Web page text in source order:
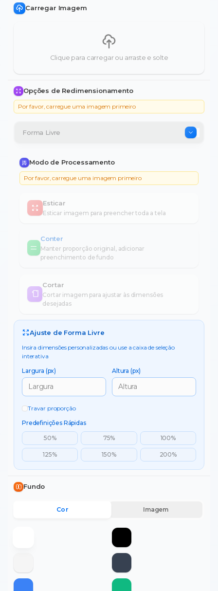
Carregar Imagem
Clique para carregar ou arraste e solte
Opções de Redimensionamento
Por favor, carregue uma imagem primeiro
Modo de Processamento
Por favor, carregue uma imagem primeiro
Esticar
Esticar imagem para preencher toda a tela
Conter
Manter proporção original, adicionar
preenchimento de fundo
Cortar
Cortar imagem para ajustar às dimensões
desejadas
Ajuste de Forma Livre
Insira dimensões personalizadas ou use a caixa de seleção
interativa
Largura (px)
Altura (px)
Travar proporção
Predefinições Rápidas
50% 75% 100%
125% 150% 200%
Fundo
Cor Imagem